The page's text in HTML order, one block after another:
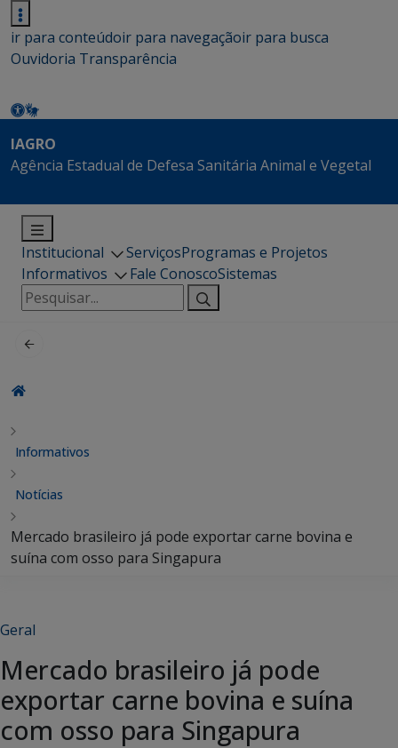
ir para conteúdoir para navegaçãoir para busca
Ouvidoria Transparência
IAGRO
Agência Estadual de Defesa Sanitária Animal e Vegetal
Institucional ServiçosProgramas e Projetos
Informativos
Fale ConoscoSistemas
Pesquisar
por:
Informativos
Notícias
Mercado brasileiro já pode exportar carne bovina e
suína com osso para Singapura
Geral
Mercado brasileiro já pode
exportar carne bovina e suína
com osso para Singapura